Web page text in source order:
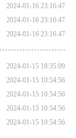
2024-01-16 23:16:47
2024-01-16 23:16:47
2024-01-16 23:16:47
2024-01-15 18:35:09
2024-01-15 10:54:56
2024-01-15 10:54:56
2024-01-15 10:54:56
2024-01-15 10:54:56